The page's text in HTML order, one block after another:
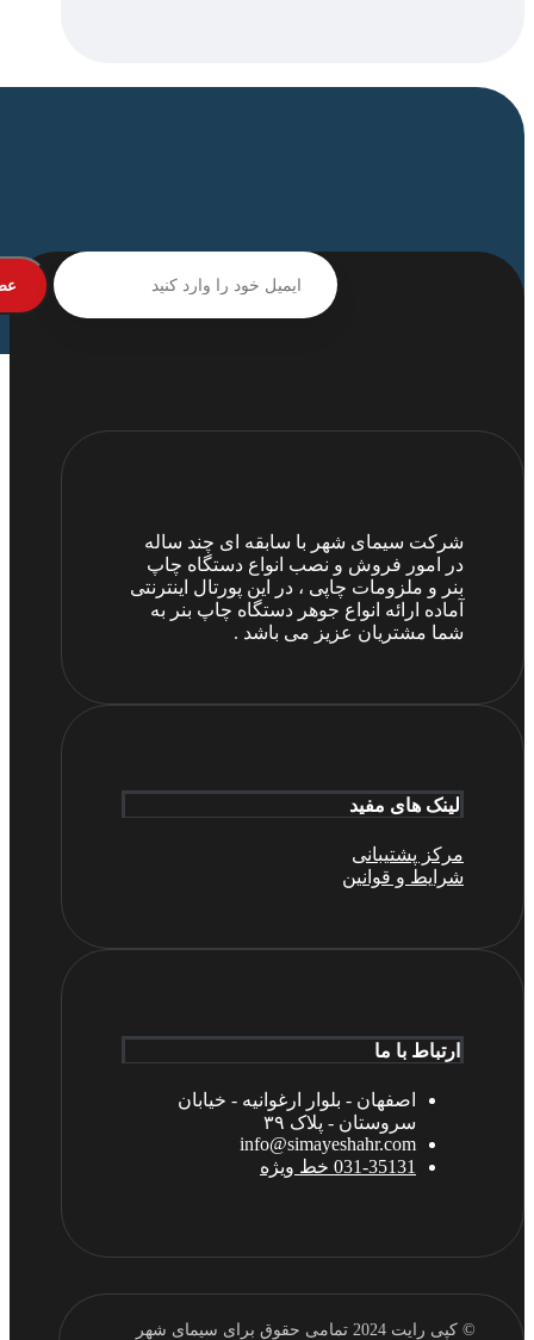
شرکت سیمای شهر با سابقه ای چند ساله
در امور فروش و نصب انواع دستگاه چاپ
بنر و ملزومات چاپی ، در این پورتال اینترنتی
آماده ارائه انواع جوهر دستگاه چاپ بنر به
شما مشتریان عزیز می باشد .
لینک های مفید
مرکز پشتیبانی
شرایط و قوانین
ارتباط با ما
اصفهان - بلوار ارغوانیه - خیابان
سروستان - پلاک ۳۹
info@simayeshahr.com
031-35131 خط ویژه
© کپی رایت 2024 تمامی حقوق برای سیمای شهر